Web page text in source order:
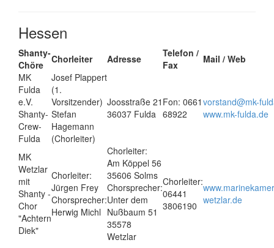
Hessen
Shanty-
Chöre
Chorleiter Adresse
Telefon /
Fax
Mail / Web
MK
Fulda
e.V.
Shanty-
Crew-
Fulda
Josef Plappert
(1.
Vorsitzender)
Stefan
Hagemann
(Chorleiter)
Joosstraße 21
36037 Fulda
Fon: 0661
68922
vorstand@mk-
www.mk-fulda.de
MK
Wetzlar
mit
Shanty -
Chor
"Achtern
Diek"
Chorleiter:
Jürgen Frey
Chorsprecher:
Herwig Michl
Chorleiter:
Am Köppel 56
35606 Solms
Chorsprecher:
Unter dem
Nußbaum 51
35578
Wetzlar
Chorleiter:
06441
3806190 wetzlar.de